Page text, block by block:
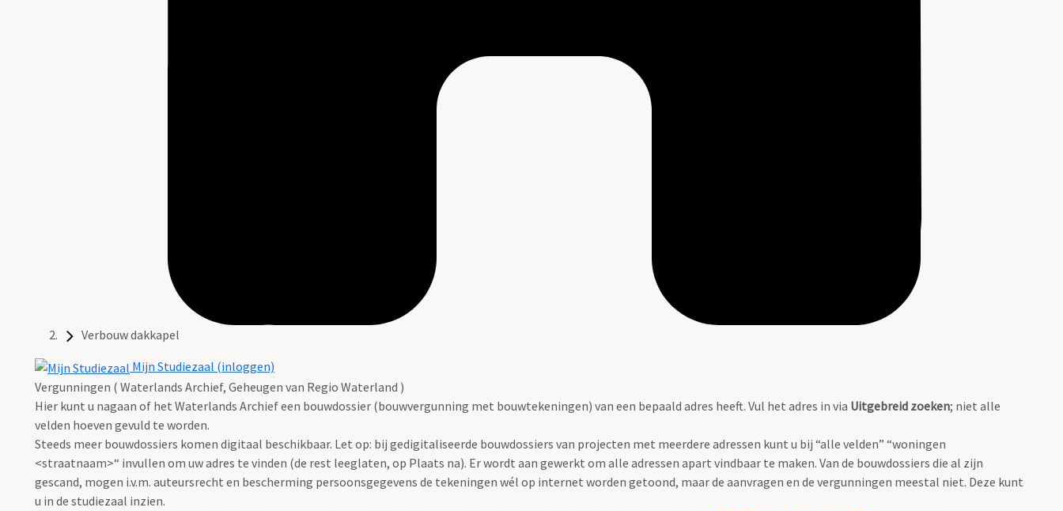
Verbouw dakkapel
Mijn Studiezaal (inloggen)
Vergunningen ( Waterlands Archief, Geheugen van Regio Waterland )
Hier kunt u nagaan of het Waterlands Archief een bouwdossier (bouwvergunning met bouwtekeningen) van een bepaald adres heeft. Vul het adres in via Uitgebreid zoeken; niet alle
velden hoeven gevuld te worden.
Steeds meer bouwdossiers komen digitaal beschikbaar. Let op: bij gedigitaliseerde bouwdossiers van projecten met meerdere adressen kunt u bij “alle velden” “woningen
<straatnaam>“ invullen om uw adres te vinden (de rest leeglaten, op Plaats na). Er wordt aan gewerkt om alle adressen apart vindbaar te maken. Van de bouwdossiers die al zijn
gescand, mogen i.v.m. auteursrecht en bescherming persoonsgegevens de tekeningen wél op internet worden getoond, maar de aanvragen en de vergunningen meestal niet. Deze kunt
u in de studiezaal inzien.